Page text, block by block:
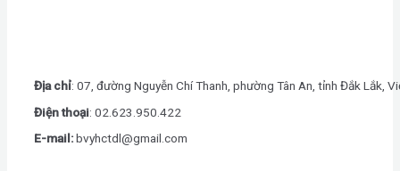
Địa chỉ: 07, đường Nguyễn Chí Thanh, phường Tân An, tỉnh Đắk Lắk,
Điện thoại: 02.623.950.422
E-mail:bvyhctdl@gmail.com